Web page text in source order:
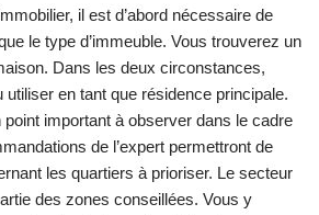
il est d’abord nécessaire de
le type d’immeuble. Vous trouverez un
Dans les deux circonstances,
en tant que résidence principale.
point important à observer dans le cadre
de l’expert permettront de
les quartiers à prioriser. Le secteur
des zones conseillées. Vous y